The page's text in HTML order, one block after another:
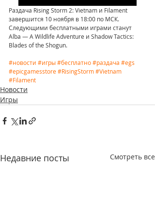
Раздача Rising Storm 2: Vietnam и Filament
завершится 10 ноября в 18:00 по МСК.
Следующими бесплатными играми станут
Alba — A Wildlife Adventure и Shadow Tactics:
Blades of the Shogun.
#новости #игры#бесплатно#раздача #egs
#epicgamesstore#RisingStorm#Vietnam
#Filament
Новости
Игры
Недавние посты Смотреть все